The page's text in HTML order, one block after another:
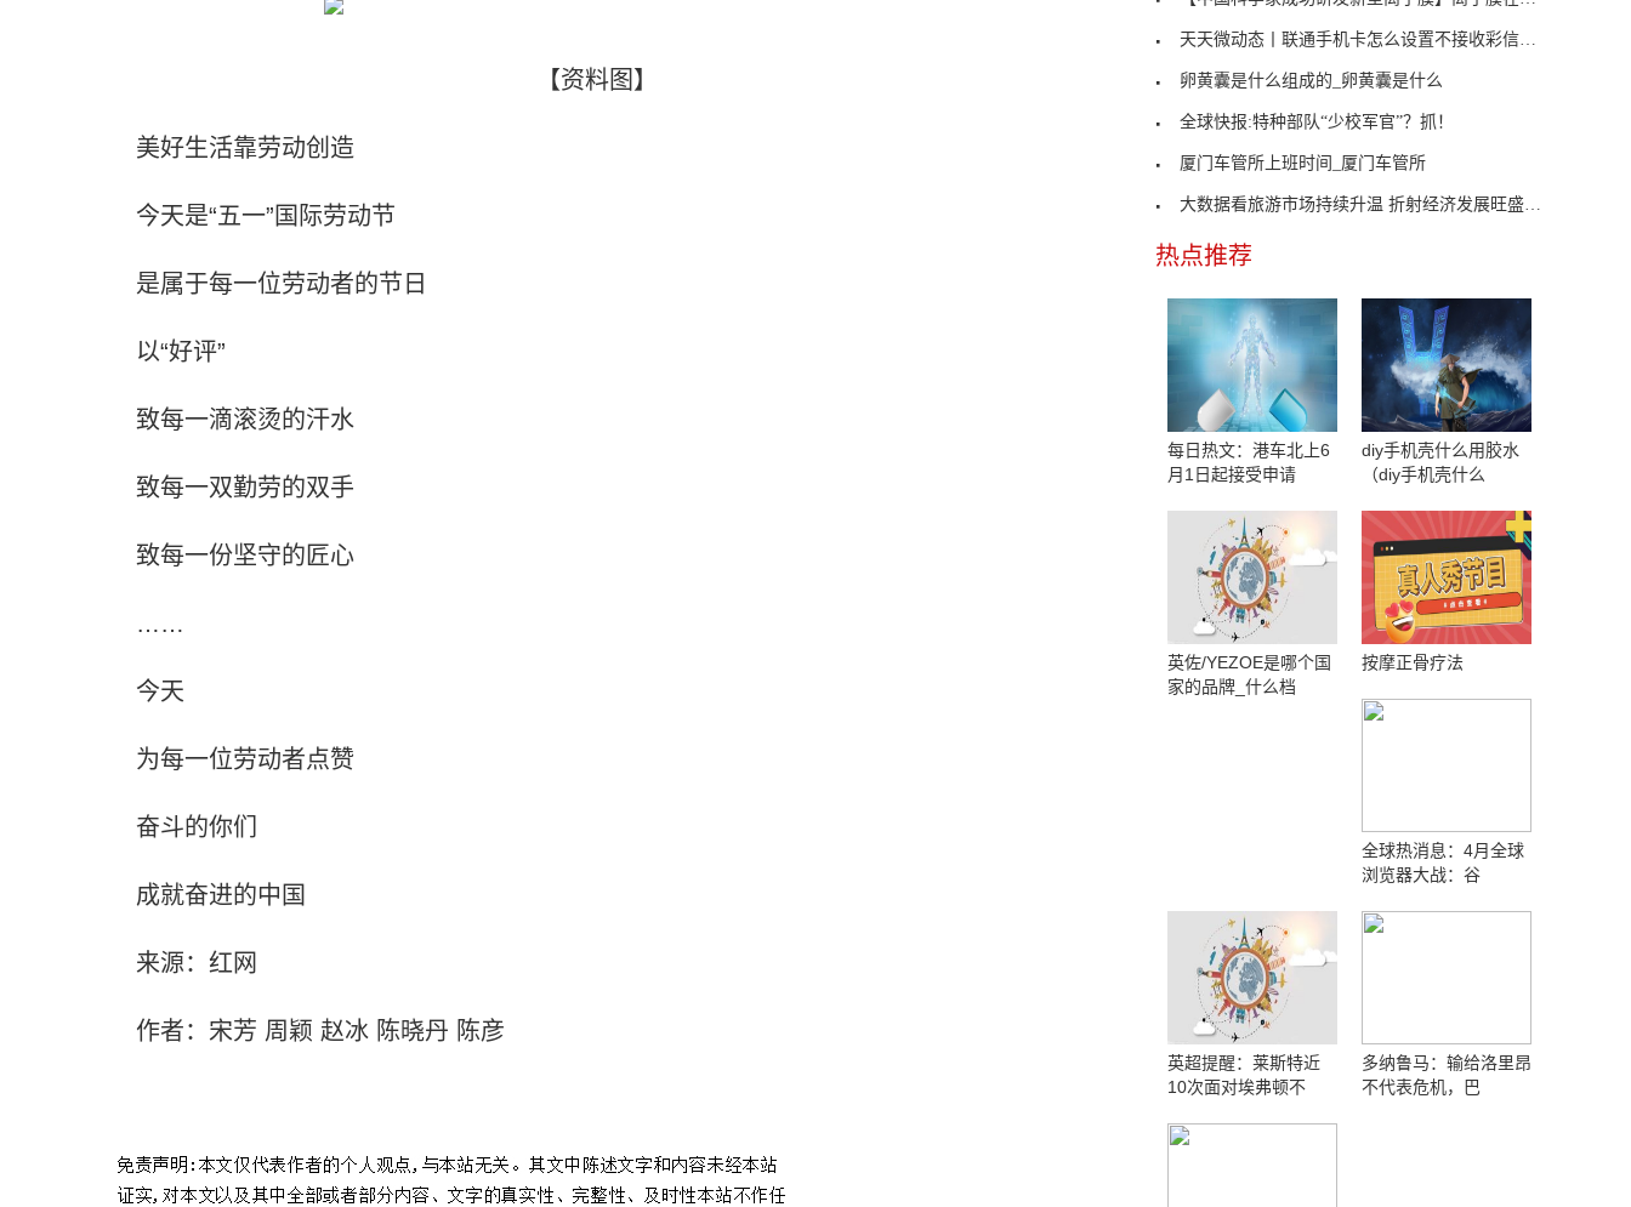
【资料图】
美好生活靠劳动创造
今天是“五一”国际劳动节
是属于每一位劳动者的节日
以“好评”
致每一滴滚烫的汗水
致每一双勤劳的双手
致每一份坚守的匠心
……
今天
为每一位劳动者点赞
奋斗的你们
成就奋进的中国
来源：红网
作者：宋芳 周颖 赵冰 陈晓丹 陈彦
天天微动态丨联通手机卡怎么设置不接收彩信_联通手
卵黄囊是什么组成的_卵黄囊是什么
全球快报:特种部队“少校军官”？抓！
厦门车管所上班时间_厦门车管所
大数据看旅游市场持续升温 折射经济发展旺盛活力
热点推荐
每日热文：港车北上6
月1日起接受申请
diy手机壳什么用胶水
（diy手机壳什么
英佐/YEZOE是哪个国
家的品牌_什么档
按摩正骨疗法
全球热消息：4月全球
浏览器大战：谷
英超提醒：莱斯特近
10次面对埃弗顿不
多纳鲁马：输给洛里昂
不代表危机，巴